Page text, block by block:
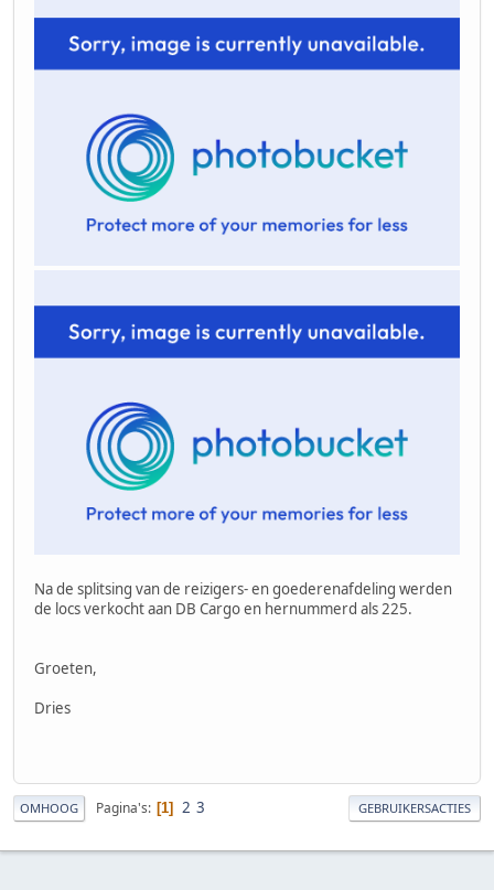
Na de splitsing van de reizigers- en goederenafdeling werden
de locs verkocht aan DB Cargo en hernummerd als 225.
Groeten,
Dries
OMHOOG Pagina's 1 2 3 GEBRUIKERSACTIES